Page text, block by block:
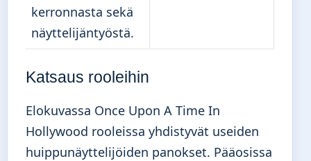
kerronnasta sekä
näyttelijäntyöstä.
Katsaus rooleihin
Elokuvassa Once Upon A Time In
Hollywood rooleissa yhdistyvät useiden
huippunäyttelijöiden panokset. Pääosissa